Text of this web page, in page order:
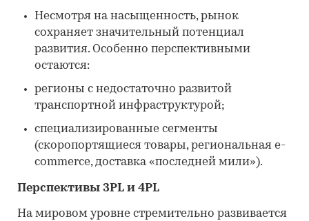
Несмотря на насыщенность, рынок
сохраняет значительный потенциал
развития. Особенно перспективными
остаются:
регионы с недостаточно развитой
транспортной инфраструктурой;
специализированные сегменты
(скоропортящиеся товары, региональная e-
commerce, доставка «последней мили»).
Перспективы 3PL и 4PL
На мировом уровне стремительно развивается